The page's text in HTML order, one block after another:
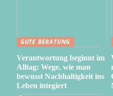
GUTE BERATUNG
Verantwortung beginnt im
Alltag: Wege, wie man
bewusst Nachhaltigkeit ins
Leben integiert